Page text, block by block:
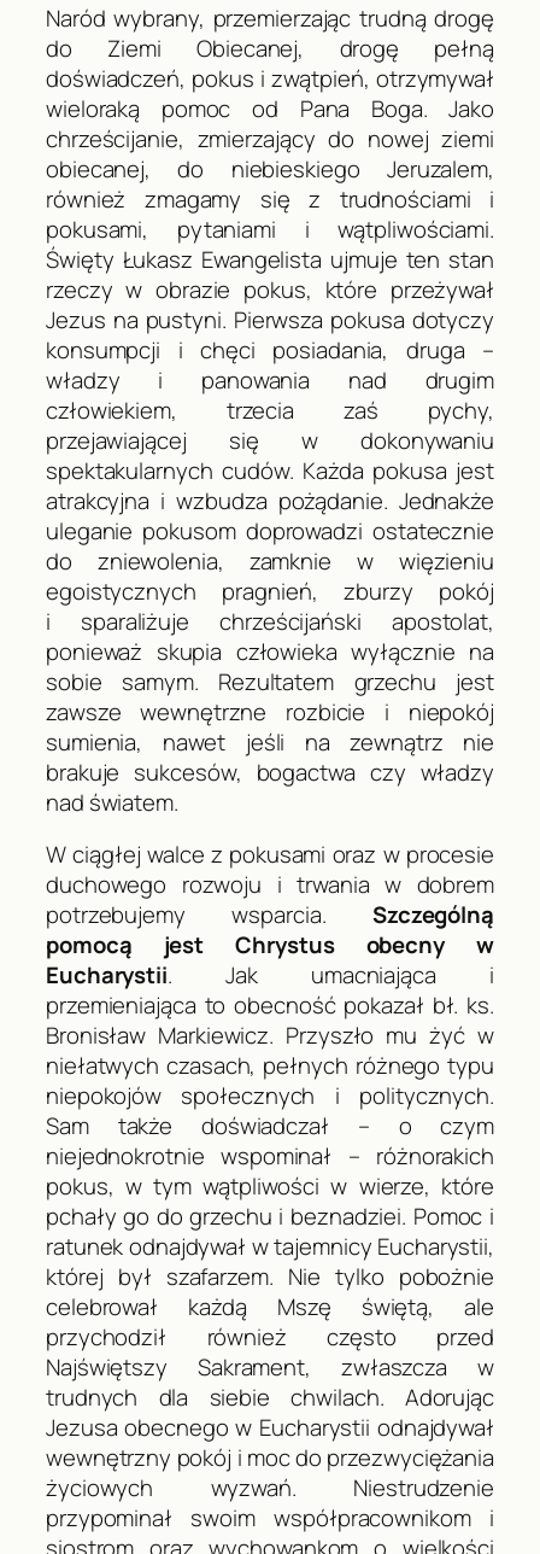
Naród wybrany, przemierzając trudną drogę
do Ziemi Obiecanej, drogę pełną
doświadczeń, pokus i zwątpień, otrzymywał
wieloraką pomoc od Pana Boga. Jako
chrześcijanie, zmierzający do nowej ziemi
obiecanej, do niebieskiego Jeruzalem,
również zmagamy się z trudnościami i
pokusami, pytaniami i wątpliwościami.
Święty Łukasz Ewangelista ujmuje ten stan
rzeczy w obrazie pokus, które przeżywał
Jezus na pustyni. Pierwsza pokusa dotyczy
konsumpcji i chęci posiadania, druga –
władzy i panowania nad drugim
człowiekiem, trzecia zaś pychy,
przejawiającej się w dokonywaniu
spektakularnych cudów. Każda pokusa jest
atrakcyjna i wzbudza pożądanie. Jednakże
uleganie pokusom doprowadzi ostatecznie
do zniewolenia, zamknie w więzieniu
egoistycznych pragnień, zburzy pokój
i sparaliżuje chrześcijański apostolat,
ponieważ skupia człowieka wyłącznie na
sobie samym. Rezultatem grzechu jest
zawsze wewnętrzne rozbicie i niepokój
sumienia, nawet jeśli na zewnątrz nie
brakuje sukcesów, bogactwa czy władzy
nad światem.
W ciągłej walce z pokusami oraz w procesie
duchowego rozwoju i trwania w dobrem
potrzebujemy wsparcia. Szczególną
pomocą jest Chrystus obecny w
Eucharystii. Jak umacniająca i
przemieniająca to obecność pokazał bł. ks.
Bronisław Markiewicz. Przyszło mu żyć w
niełatwych czasach, pełnych różnego typu
niepokojów społecznych i politycznych.
Sam także doświadczał – o czym
niejednokrotnie wspominał – różnorakich
pokus, w tym wątpliwości w wierze, które
pchały go do grzechu i beznadziei. Pomoc i
ratunek odnajdywał w tajemnicy Eucharystii,
której był szafarzem. Nie tylko pobożnie
celebrował każdą Mszę świętą, ale
przychodził również często przed
Najświętszy Sakrament, zwłaszcza w
trudnych dla siebie chwilach. Adorując
Jezusa obecnego w Eucharystii odnajdywał
wewnętrzny pokój i moc do przezwyciężania
życiowych wyzwań. Niestrudzenie
przypominał swoim współpracownikom i